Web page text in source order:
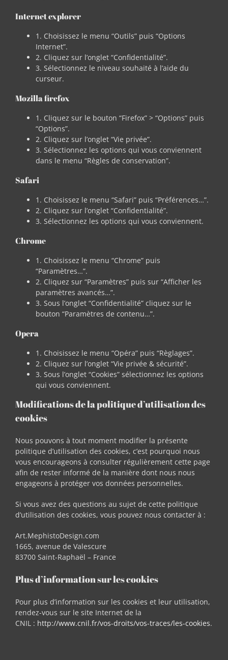
Internet explorer
1. Choisissez le menu “Outils” puis “Options
Internet”.
2. Cliquez sur l’onglet “Confidentialité”.
3. Sélectionnez le niveau souhaité à l’aide du
curseur.
Mozilla firefox
1. Cliquez sur le bouton “Firefox” > “Options” puis
“Options”.
2. Cliquez sur l’onglet “Vie privée”.
3. Sélectionnez les options qui vous conviennent
dans le menu “Règles de conservation”.
Safari
1. Choisissez le menu “Safari” puis “Préférences…”.
2. Cliquez sur l’onglet “Confidentialité”.
3. Sélectionnez les options qui vous conviennent.
Chrome
1. Choisissez le menu “Chrome” puis
“Paramètres…”.
2. Cliquez sur “Paramètres” puis sur “Afficher les
paramètres avancés…”.
3. Sous l’onglet “Confidentialité” cliquez sur le
bouton “Paramètres de contenu…”.
Opera
1. Choisissez le menu “Opéra” puis “Règlages”.
2. Cliquez sur l’onglet “Vie privée & sécurité”.
3. Sous l’onglet “Cookies” sélectionnez les options
qui vous conviennent.
Modifications de la politique d’utilisation des
cookies
Nous pouvons à tout moment modifier la présente
politique d’utilisation des cookies, c’est pourquoi nous
vous encourageons à consulter régulièrement cette page
afin de rester informé de la manière dont nous nous
engageons à protéger vos données personnelles.
Si vous avez des questions au sujet de cette politique
d’utilisation des cookies, vous pouvez nous contacter à :
Art.MephistoDesign.com
1665, avenue de Valescure
83700 Saint-Raphaël – France
Plus d’information sur les cookies
Pour plus d’information sur les cookies et leur utilisation,
rendez-vous sur le site Internet de la
CNIL : http://www.cnil.fr/vos-droits/vos-traces/les-cookies.